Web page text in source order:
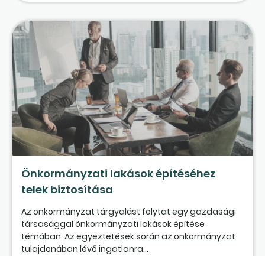
Önkormányzati lakások építéséhez
telek biztosítása
Az önkormányzat tárgyalást folytat egy gazdasági
társasággal önkormányzati lakások építése
témában. Az egyeztetések során az önkormányzat
tulajdonában lévő ingatlanra...